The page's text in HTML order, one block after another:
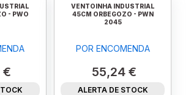
- PWO
€
VENTOINHA INDUSTRIAL
45CM ORBEGOZO - PWN
2045
POR ENCOMENDA
55,24 €
ALERTA DE STOCK